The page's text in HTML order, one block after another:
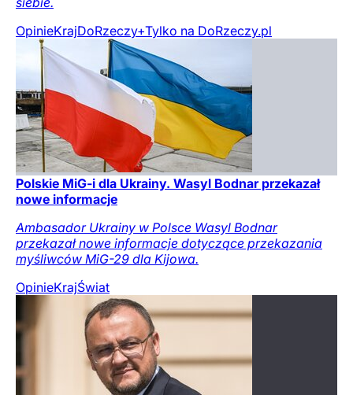
OpinieKrajDoRzeczy+Tylko na DoRzeczy.pl
Polskie MiG-i dla Ukrainy. Wasyl Bodnar przekazał
nowe informacje
Ambasador Ukrainy w Polsce Wasyl Bodnar
przekazał nowe informacje dotyczące przekazania
myśliwców MiG-29 dla Kijowa.
OpinieKrajŚwiat